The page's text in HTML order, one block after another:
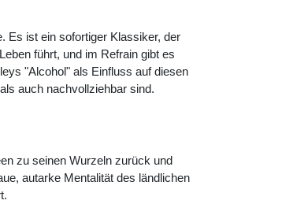
Es ist ein sofortiger Klassiker, der
führt, und im Refrain gibt es
"Alcohol" als Einfluss auf diesen
auch nachvollziehbar sind.
zu seinen Wurzeln zurück und
autarke Mentalität des ländlichen